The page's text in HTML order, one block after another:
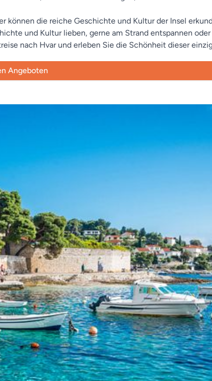
die reiche Geschichte und Kultur der Insel
und Kultur lieben, gerne am Strand entspannen
nach Hvar und erleben Sie die Schönheit dieser
Angeboten